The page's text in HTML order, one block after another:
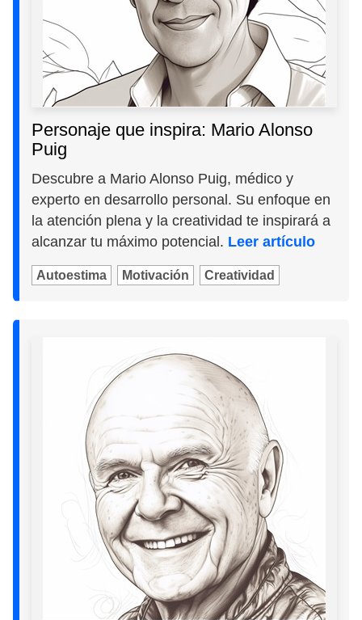
Personaje que inspira: Mario Alonso
Puig
Descubre a Mario Alonso Puig, médico y
experto en desarrollo personal. Su enfoque en
la atención plena y la creatividad te inspirará a
alcanzar tu máximo potencial. Leer artículo
Autoestima Motivación Creatividad